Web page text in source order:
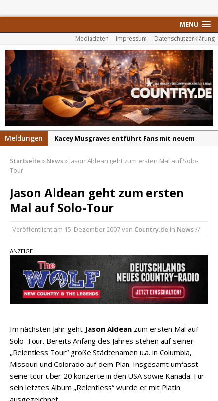
MENU
Mediadaten Impressum Datenschutzerklärung
Meldungen
Kacey Musgraves entführt Fans mit neuem
Carter Faith mit brandneuem Musikvideo zu
Son Volt – „Sound Signal Serenades“ erscheint
am 28. August
Parton, Bill Anderson und Shaboozey im Fokus
kündigen neues Album mit „Better Days
Ahead“ an
Danke für Euer Vertrauen: Country.de erreicht
täglich rund 10.000 Leser
Startseite » News» Jason Aldean geht zum ersten Mal auf Solo-
Tour
Jason Aldean geht zum ersten
Mal auf Solo-Tour
Veröffentlicht am 15. Dezember 2007von Country.de in News//
ANZEIGE
Im nächsten Jahr geht Jason Aldean zum ersten Mal auf
Solo-Tour. Bereits Anfang des Jahres stehen auf seiner
„Relentless Tour“ große Städtenamen u.a. in Columbia,
Missouri und Colorado auf dem Plan. Insgesamt umfasst
seine tour über 20 konzerte in den USA sowie Kanada. Für
sein letztes Album „Relentless“ wurde er mit Platin